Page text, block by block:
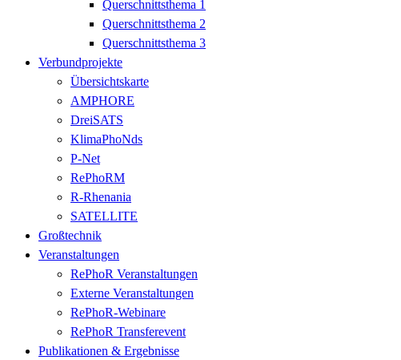
Querschnittsthema 1
Querschnittsthema 2
Querschnittsthema 3
Verbundprojekte
Übersichtskarte
AMPHORE
DreiSATS
KlimaPhoNds
P-Net
RePhoRM
R-Rhenania
SATELLITE
Großtechnik
Veranstaltungen
RePhoR Veranstaltungen
Externe Veranstaltungen
RePhoR-Webinare
RePhoR Transferevent
Publikationen & Ergebnisse